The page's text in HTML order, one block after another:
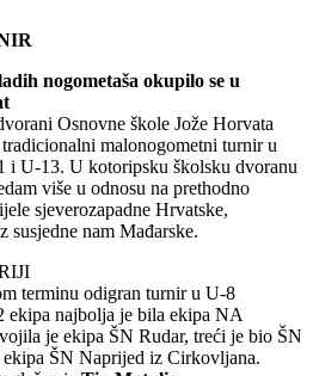
nogometaša okupilo se u
Osnovne škole Jože Horvata
malonogometni turnir u
i U-13. U kotoripsku školsku dvoranu
više u odnosu na prethodno
sjeverozapadne Hrvatske,
susjedne nam Mađarske.
terminu odigran turnir u U-8
najbolja je bila ekipa NA
je ekipa ŠN Rudar, treći je bio ŠN
ekipa ŠN Naprijed iz Cirkovljana.